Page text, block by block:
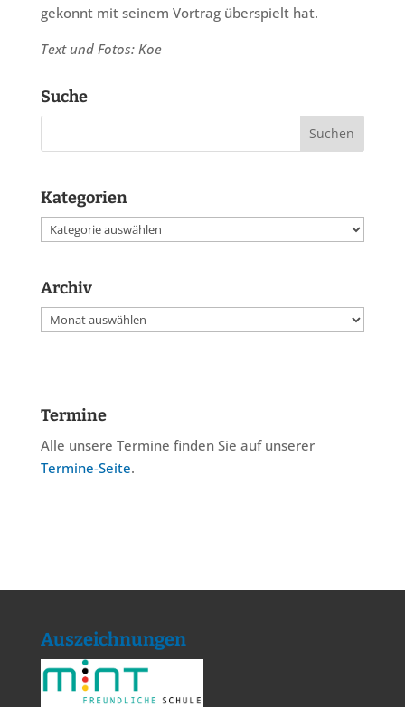
gekonnt mit seinem Vortrag überspielt hat.
Text und Fotos: Koe
Suche
Kategorien
Kategorien
Archiv
Archiv
Termine
Alle unsere Termine finden Sie auf unserer
Termine-Seite.
Auszeichnungen